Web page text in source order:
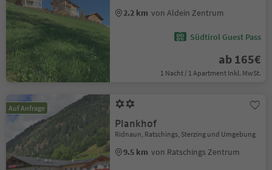
2.2 km von Aldein Zentrum
Südtirol Guest Pass
ab 165€
1 Nacht / 1 Apartment Inkl. MwSt.
Auf Anfrage
Plankhof
Ridnaun, Ratschings, Sterzing und Umgebung
9.5 km von Ratschings Zentrum